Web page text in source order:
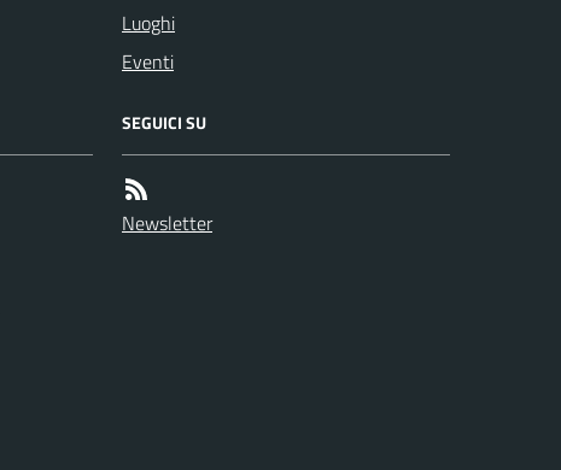
Luoghi
Eventi
SEGUICI SU
Newsletter